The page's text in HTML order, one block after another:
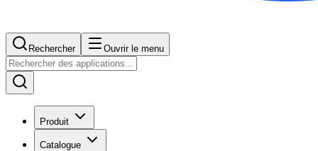
Rechercher Ouvrir le menu
Produit
Catalogue